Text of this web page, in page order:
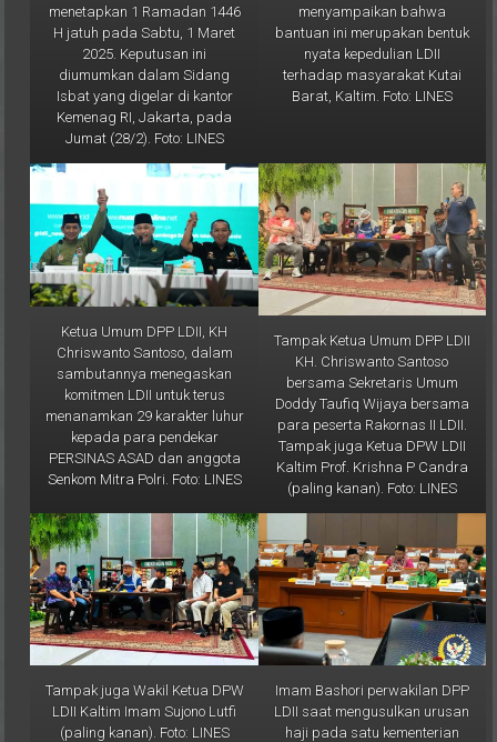
menetapkan 1 Ramadan 1446
H jatuh pada Sabtu, 1 Maret
2025. Keputusan ini
diumumkan dalam Sidang
Isbat yang digelar di kantor
Kemenag RI, Jakarta, pada
Jumat (28/2). Foto: LINES
menyampaikan bahwa
bantuan ini merupakan bentuk
nyata kepedulian LDII
terhadap masyarakat Kutai
Barat, Kaltim. Foto: LINES
Ketua Umum DPP LDII, KH
Chriswanto Santoso, dalam
sambutannya menegaskan
komitmen LDII untuk terus
menanamkan 29 karakter luhur
kepada para pendekar
PERSINAS ASAD dan anggota
Senkom Mitra Polri. Foto: LINES
Tampak Ketua Umum DPP LDII
KH. Chriswanto Santoso
bersama Sekretaris Umum
Doddy Taufiq Wijaya bersama
para peserta Rakornas II LDII.
Tampak juga Ketua DPW LDII
Kaltim Prof. Krishna P Candra
(paling kanan). Foto: LINES
Tampak juga Wakil Ketua DPW
LDII Kaltim Imam Sujono Lutfi
(paling kanan). Foto: LINES
Imam Bashori perwakilan DPP
LDII saat mengusulkan urusan
haji pada satu kementerian